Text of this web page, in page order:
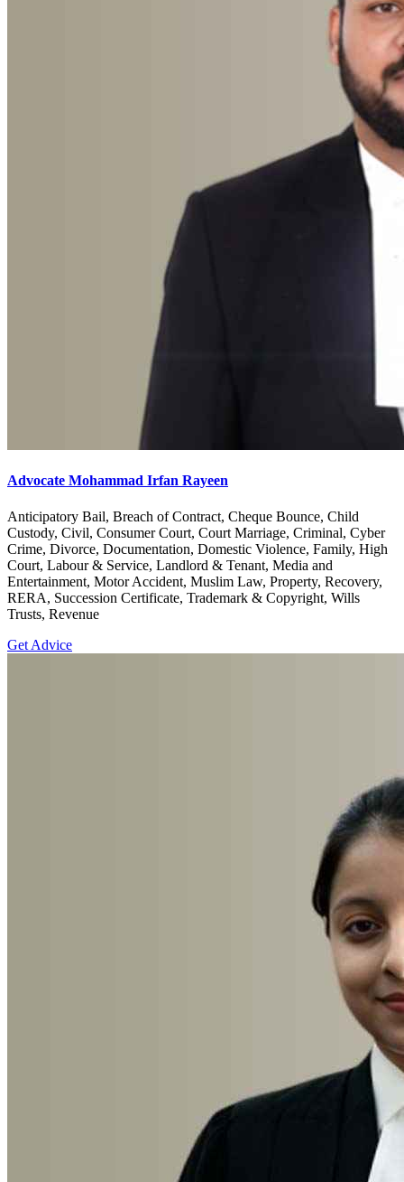
Advocate Mohammad Irfan Rayeen
Anticipatory Bail, Breach of Contract, Cheque Bounce, Child
Custody, Civil, Consumer Court, Court Marriage, Criminal, Cyber
Crime, Divorce, Documentation, Domestic Violence, Family, High
Court, Labour & Service, Landlord & Tenant, Media and
Entertainment, Motor Accident, Muslim Law, Property, Recovery,
RERA, Succession Certificate, Trademark & Copyright, Wills
Trusts, Revenue
Get Advice